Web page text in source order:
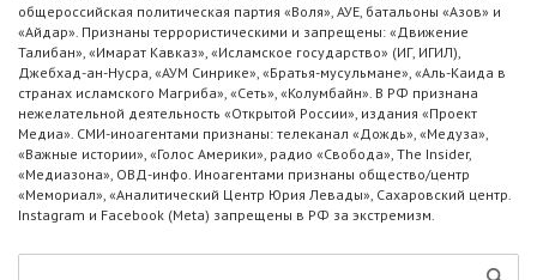
общероссийская политическая партия «Воля», АУЕ, батальоны «Азов» и
«Айдар». Признаны террористическими и запрещены: «Движение
Талибан», «Имарат Кавказ», «Исламское государство» (ИГ, ИГИЛ),
Джебхад-ан-Нусра, «АУМ Синрике», «Братья-мусульмане», «Аль-Каида в
странах исламского Магриба», «Сеть», «Колумбайн». В РФ признана
нежелательной деятельность «Открытой России», издания «Проект
Медиа». СМИ-иноагентами признаны: телеканал «Дождь», «Медуза»,
«Важные истории», «Голос Америки», радио «Свобода», The Insider,
«Медиазона», ОВД-инфо. Иноагентами признаны общество/центр
«Мемориал», «Аналитический Центр Юрия Левады», Сахаровский центр.
Instagram и Facebook (Metа) запрещены в РФ за экстремизм.